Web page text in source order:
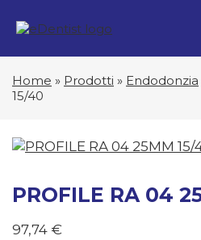
Home » Prodotti » Endodonzia
15/40
PROFILE RA 04
97,74 €